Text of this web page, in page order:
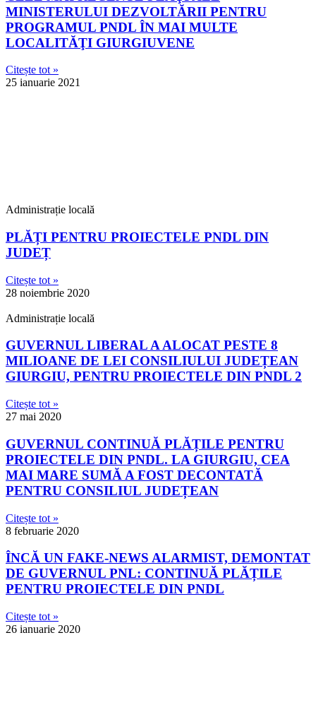
MINISTERULUI DEZVOLTĂRII PENTRU
PROGRAMUL PNDL ÎN MAI MULTE
LOCALITĂŢI GIURGIUVENE
Citește tot »
25 ianuarie 2021
Administrație locală
PLĂȚI PENTRU PROIECTELE PNDL DIN
JUDEȚ
Citește tot »
28 noiembrie 2020
Administrație locală
GUVERNUL LIBERAL A ALOCAT PESTE 8
MILIOANE DE LEI CONSILIULUI JUDEȚEAN
GIURGIU, PENTRU PROIECTELE DIN PNDL 2
Citește tot »
27 mai 2020
GUVERNUL CONTINUĂ PLĂȚILE PENTRU
PROIECTELE DIN PNDL. LA GIURGIU, CEA
MAI MARE SUMĂ A FOST DECONTATĂ
PENTRU CONSILIUL JUDEȚEAN
Citește tot »
8 februarie 2020
ÎNCĂ UN FAKE-NEWS ALARMIST, DEMONTAT
DE GUVERNUL PNL: CONTINUĂ PLĂȚILE
PENTRU PROIECTELE DIN PNDL
Citește tot »
26 ianuarie 2020